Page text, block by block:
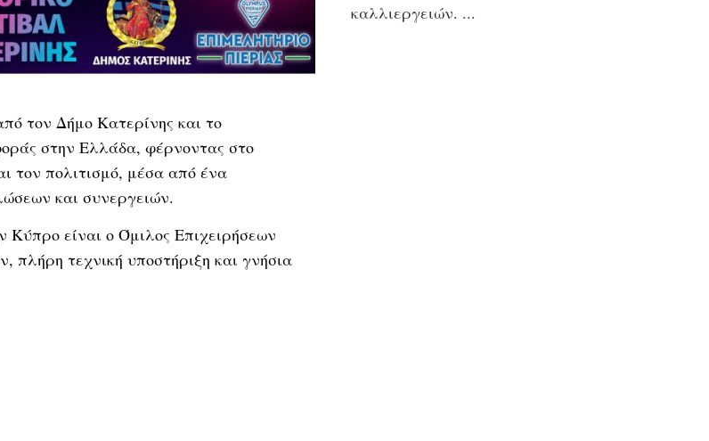
τον Δήμο Κατερίνης και το
στην Ελλάδα, φέρνοντας στο
τον πολιτισμό, μέσα από ένα
και συνεργειών.
Κύπρο είναι ο Όμιλος Επιχειρήσεων
τεχνική υποστήριξη και γνήσια
καλλιεργειών.